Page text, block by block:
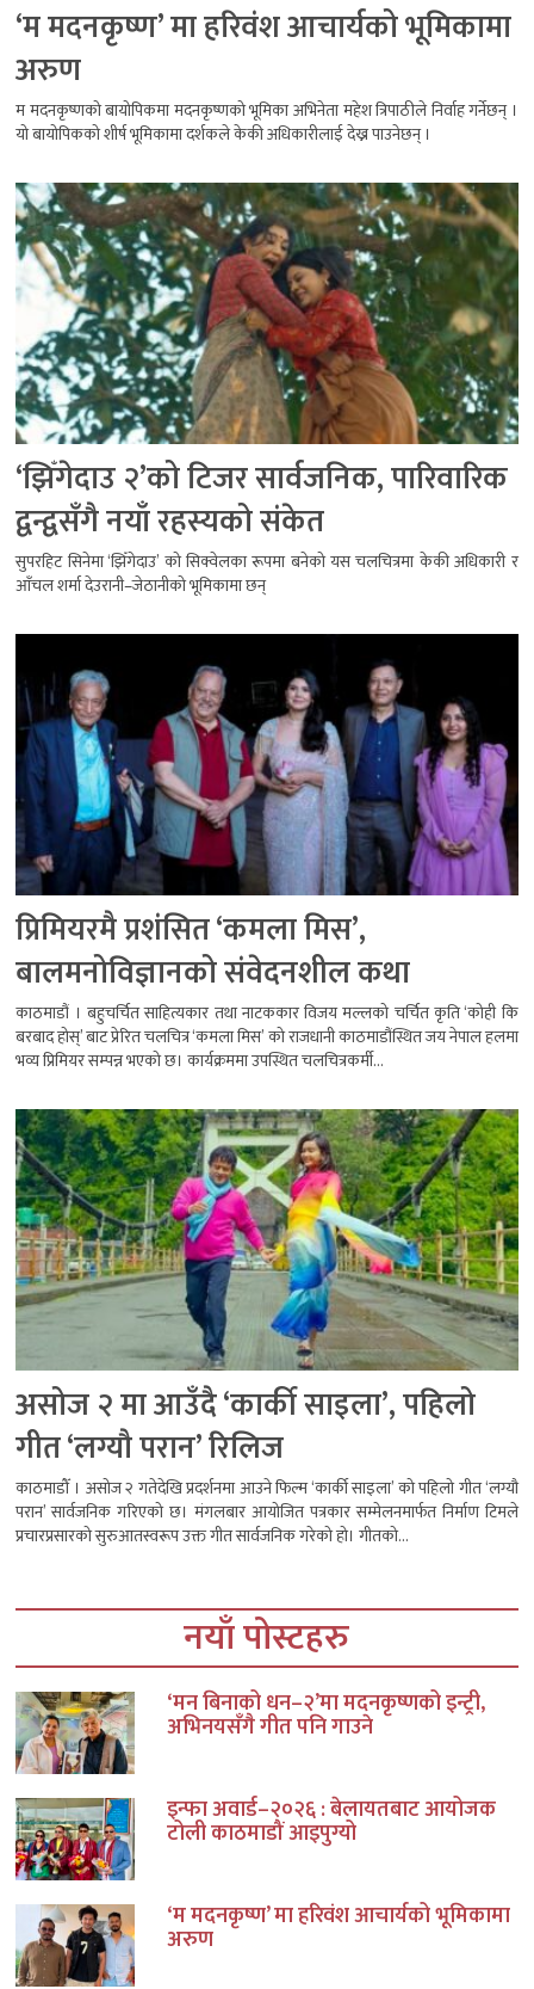
‘म मदनकृष्ण’ मा हरिवंश आचार्यको भूमिकामा
अरुण
म मदनकृष्णको बायोपिकमा मदनकृष्णको भूमिका अभिनेता महेश त्रिपाठीले निर्वाह गर्नेछन् ।
यो बायोपिकको शीर्ष भूमिकामा दर्शकले केकी अधिकारीलाई देख्न पाउनेछन् ।
‘झिँगेदाउ २’को टिजर सार्वजनिक, पारिवारिक
द्वन्द्वसँगै नयाँ रहस्यको संकेत
सुपरहिट सिनेमा ‘झिँगेदाउ’ को सिक्वेलका रूपमा बनेको यस चलचित्रमा केकी अधिकारी र
आँचल शर्मा देउरानी–जेठानीको भूमिकामा छन्
प्रिमियरमै प्रशंसित ‘कमला मिस’,
बालमनोविज्ञानको संवेदनशील कथा
काठमाडौं । बहुचर्चित साहित्यकार तथा नाटककार विजय मल्लको चर्चित कृति ‘कोही कि
बरबाद होस्’ बाट प्रेरित चलचित्र ‘कमला मिस’ को राजधानी काठमाडौंस्थित जय नेपाल हलमा
भव्य प्रिमियर सम्पन्न भएको छ। कार्यक्रममा उपस्थित चलचित्रकर्मी...
असोज २ मा आउँदै ‘कार्की साइला’, पहिलो
गीत ‘लग्यौ परान’ रिलिज
काठमाडौँ । असोज २ गतेदेखि प्रदर्शनमा आउने फिल्म ‘कार्की साइला’ को पहिलो गीत ‘लग्यौ
परान’ सार्वजनिक गरिएको छ। मंगलबार आयोजित पत्रकार सम्मेलनमार्फत निर्माण टिमले
प्रचारप्रसारको सुरुआतस्वरूप उक्त गीत सार्वजनिक गरेको हो। गीतको...
नयाँ पोस्टहरु
‘मन बिनाको धन–२’मा मदनकृष्णको इन्ट्री,
अभिनयसँगै गीत पनि गाउने
इन्फा अवार्ड–२०२६ : बेलायतबाट आयोजक
टोली काठमाडौं आइपुग्यो
‘म मदनकृष्ण’ मा हरिवंश आचार्यको भूमिकामा
अरुण